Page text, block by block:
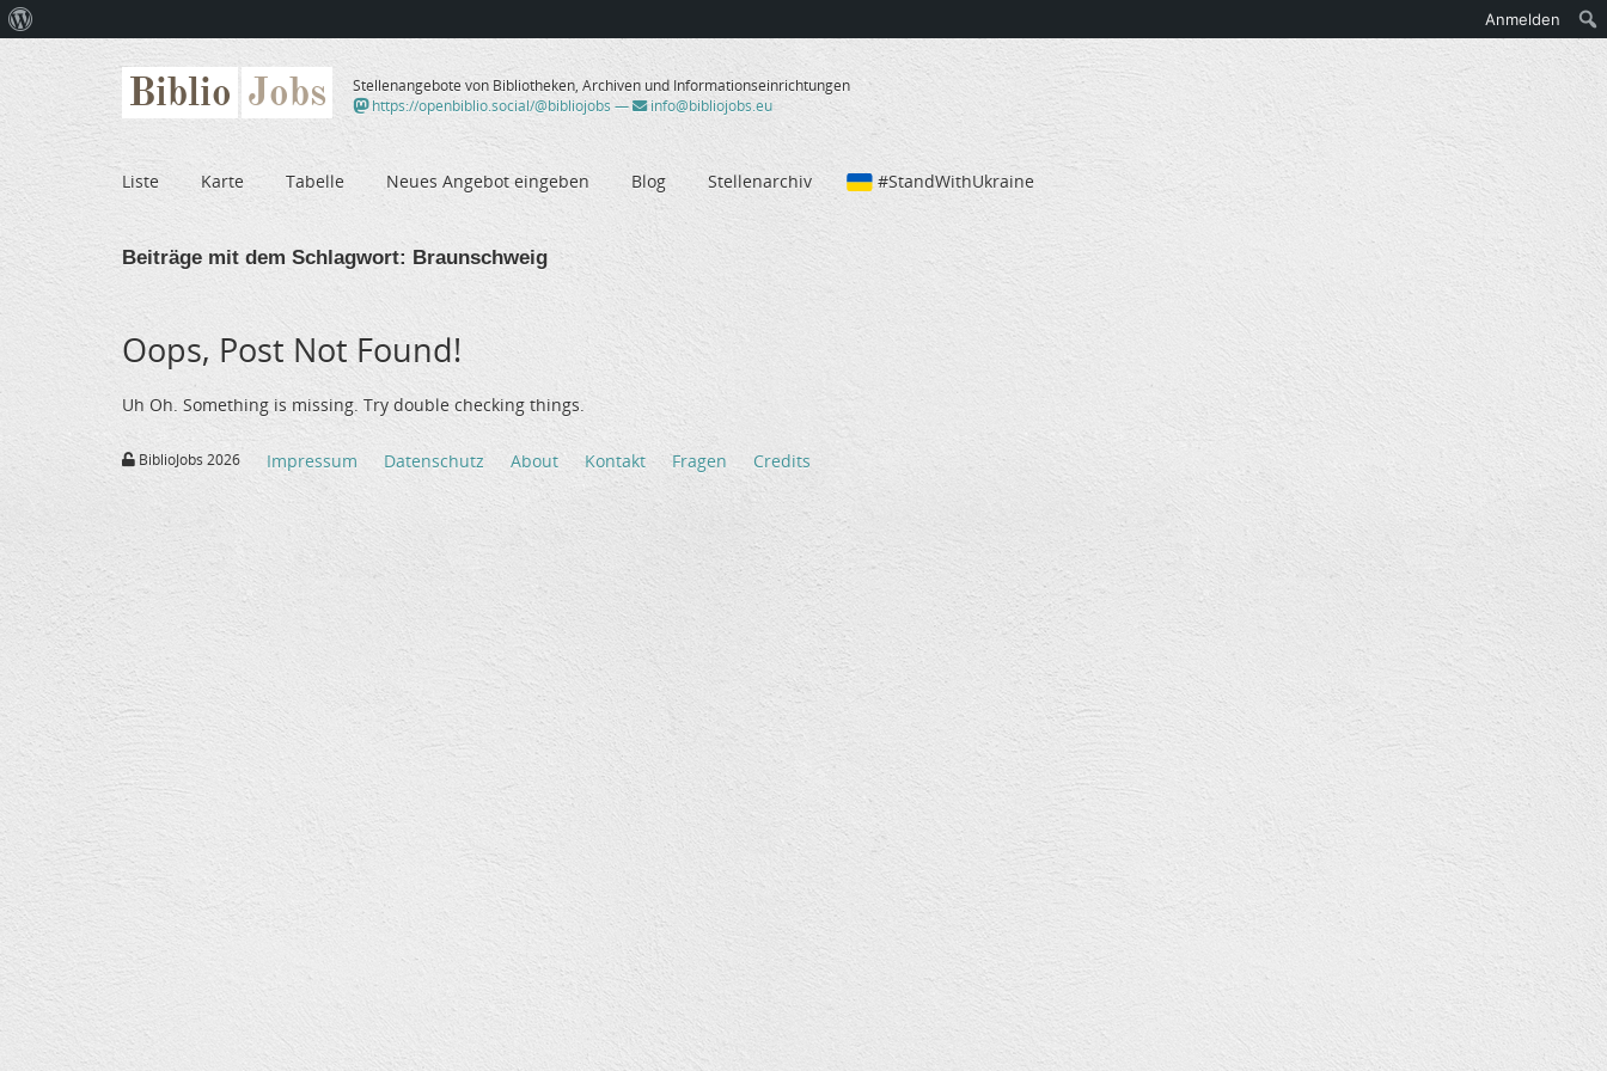
Biblio Jobs
Stellenangebote von Bibliotheken, Archiven und Informationseinrichtungen
https://openbiblio.social/@bibliojobs — info@bibliojobs.eu
Liste Karte Tabelle Neues Angebot eingeben Blog Stellenarchiv #StandWithUkraine
Beiträge mit dem Schlagwort: Braunschweig
Oops, Post Not Found!
Uh Oh. Something is missing. Try double checking things.
BiblioJobs 2026 Impressum Datenschutz About Kontakt Fragen Credits
WordPress
Anmelden